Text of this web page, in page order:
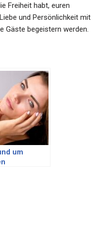
Freiheit habt, euren
und Persönlichkeit mit
Gäste begeistern werden.
um